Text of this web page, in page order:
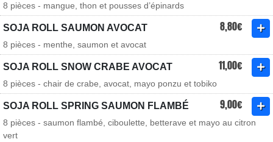
8 pièces - mangue, thon et pousses d’épinards
SOJA ROLL SAUMON AVOCAT 8,80€
8 pièces - menthe, saumon et avocat
SOJA ROLL SNOW CRABE AVOCAT 11,00€
8 pièces - chair de crabe, avocat, mayo ponzu et tobiko
SOJA ROLL SPRING SAUMON FLAMBÉ 9,00€
8 pièces - saumon flambé, ciboulette, betterave et mayo au citron
vert